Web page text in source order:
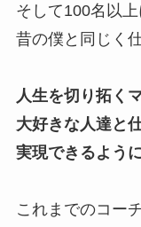
そして100名以
昔の僕と同じく
人生を切り拓く
大好きな人達と
実現できるように
これまでのコー